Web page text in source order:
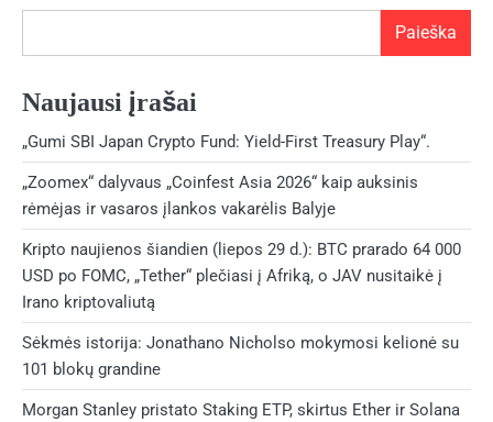
Paieška
Naujausi įrašai
„Gumi SBI Japan Crypto Fund: Yield-First Treasury Play“.
„Zoomex“ dalyvaus „Coinfest Asia 2026“ kaip auksinis
rėmėjas ir vasaros įlankos vakarėlis Balyje
Kripto naujienos šiandien (liepos 29 d.): BTC prarado 64 000
USD po FOMC, „Tether“ plečiasi į Afriką, o JAV nusitaikė į
Irano kriptovaliutą
Sėkmės istorija: Jonathano Nicholso mokymosi kelionė su
101 blokų grandine
Morgan Stanley pristato Staking ETP, skirtus Ether ir Solana